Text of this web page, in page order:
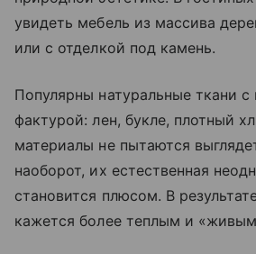
увидеть мебель из массива
или с отделкой под камень.
Популярны натуральные ткани
фактурой: лен, букле, плотный
материалы не пытаются
наоборот, их естественная
становится плюсом. В
кажется более теплым и